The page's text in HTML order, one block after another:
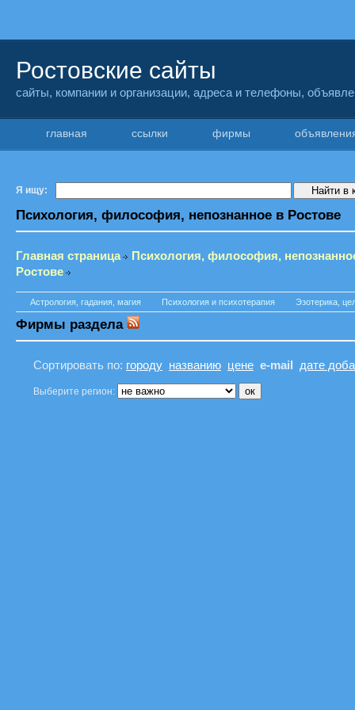
Ростовские сайты
сайты, компании и организации, адреса и телефоны,
главная ссылки фирмы
Я ищу:
Психология, философия, непознанное в Ростове
Главная страница
Психология, философия,
Ростове
Астрология, гадания, магия Психология и психотерапия Эзотерика,
Фирмы раздела
Сортировать по: городу названию цене e-mail дате
Выберите регион: